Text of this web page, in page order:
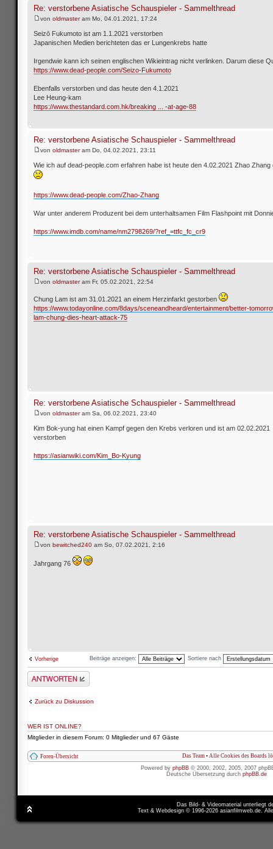
Re: verstorbene Asiatische Schauspieler - Sammelthread
von oldmasteram Mo, 04.01.2021, 17:24
Seizō Fukumoto ist am 1.1.2021 verstorben
Japanischen Medien berichteten das er Lungenkrebs hatte
Irgendwie kann ich seinen englischen Wikieintrag nicht verlinken. Darum diese
https://www.dead-people.com/Seizo-Fukumoto
Ebenfalls verstorben und das heute den 4.1.2021
Lee Heung-kam
https://www.thestandard.com.hk/breaking ... -at-age-88
Re: verstorbene Asiatische Schauspieler - Sammelthread
von oldmasteram Do, 04.02.2021, 23:11
Wie ich auf dead-people.com erfahren habe ist heute den 4.02.2021 Zhao Zhang
https://www.dead-people.com/Zhao-Zhang
War unter anderem Produzent bei dem unterhaltsamen Film Flashpoint mit
https://www.imdb.com/name/nm2798269/?ref_=ttfc_fc_cr9
Re: verstorbene Asiatische Schauspieler - Sammelthread
von oldmasteram Fr, 05.02.2021, 22:54
Chung Lam ist am 31.01.2021 an einem Herzinfarkt gestorben
https://www.todayonline.com/8days/sceneandheard/entertainment/better-
lam-chung-dies-heart-attack-75
Re: verstorbene Asiatische Schauspieler - Sammelthread
von oldmasteram Sa, 06.02.2021, 23:40
Kim Bok-yung hat einen Kampf gegen den Krebs verloren und ist am 02.02.2021
verstorben
https://asianwiki.com/Kim_Bo-Kyung
Re: verstorbene Asiatische Schauspieler - Sammelthread
von bewitched240 am So, 07.02.2021, 2:16
Jahrgang 76
Vorherige Beiträge anzeigen: Sortiere nach
Antwort schreiben
Zurück zu Diskussion
WER IST ONLINE?
Mitglieder in diesem Forum: 0 Mitglieder und 67 Gäste
Foren-Übersicht Das Team • Alle Cookies des Boards
Powered by phpBB © 2000, 2002, 2005, 2007
Deutsche Übersetzung durch phpBB.de
Das Bild- & Videomaterial unterliegt
Text & Webdesign © 1996-2026 asianfilmweb.de.